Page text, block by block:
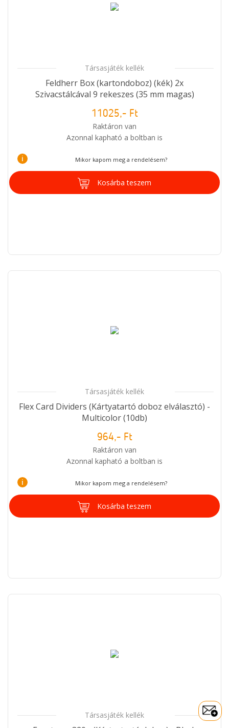
Társasjáték kellék
Feldherr Box (kartondoboz) (kék) 2x
Szivacstálcával 9 rekeszes (35 mm magas)
11025,- Ft
Raktáron van
Azonnal kapható a boltban is
i Mikor kapom meg a rendelésem?
Kosárba teszem
Társasjáték kellék
Flex Card Dividers (Kártyatartó doboz elválasztó) -
Multicolor (10db)
964,- Ft
Raktáron van
Azonnal kapható a boltban is
i Mikor kapom meg a rendelésem?
Kosárba teszem
Társasjáték kellék